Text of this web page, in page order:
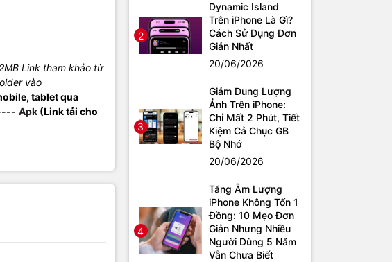
Link tham khảo từ
vào
tablet qua
Apk (Link tải cho
2
Dynamic Island
Trên iPhone Là Gì?
Cách Sử Dụng Đơn
Giản Nhất
20/06/2026
3
Giảm Dung Lượng
Ảnh Trên iPhone:
Chỉ Mất 2 Phút, Tiết
Kiệm Cả Chục GB
Bộ Nhớ
20/06/2026
4
Tăng Âm Lượng
iPhone Không Tốn 1
Đồng: 10 Mẹo Đơn
Giản Nhưng Nhiều
Người Dùng 5 Năm
Vẫn Chưa Biết